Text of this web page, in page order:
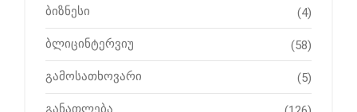
ბიზნესი (4)
ბლიცინტერვიუ (58)
გამოსათხოვარი (5)
განათლება